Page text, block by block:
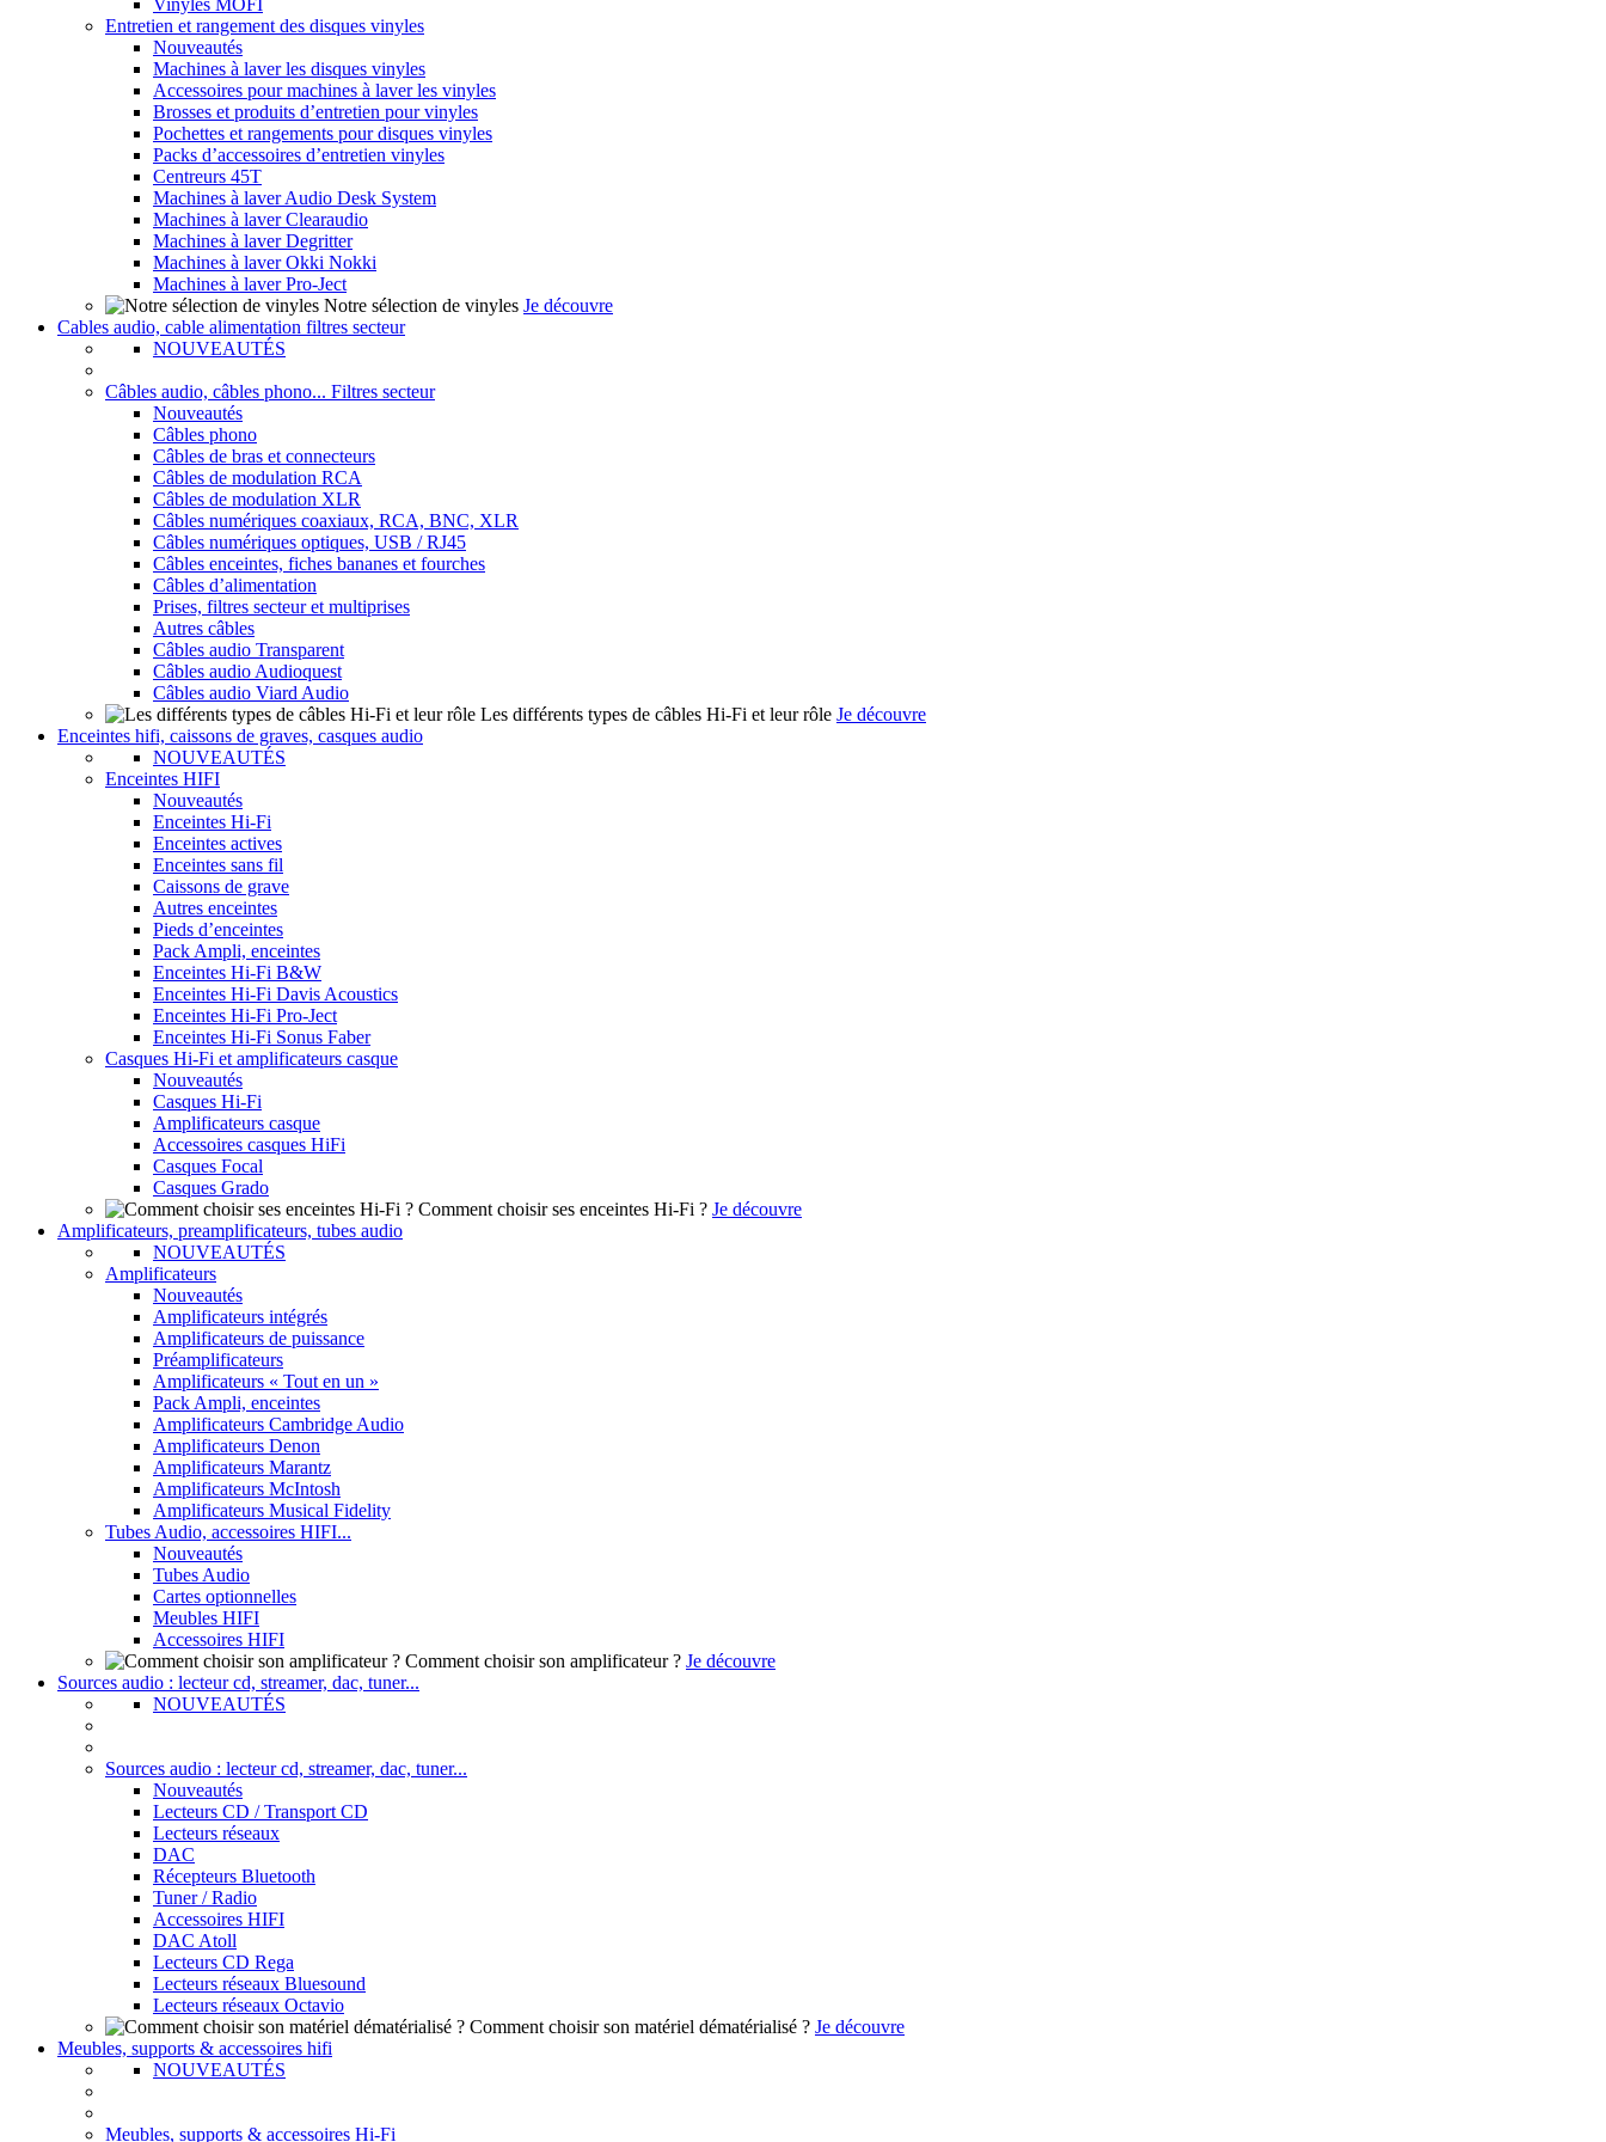
Vinyles MOFI
Entretien et rangement des disques vinyles
Nouveautés
Machines à laver les disques vinyles
Accessoires pour machines à laver les vinyles
Brosses et produits d’entretien pour vinyles
Pochettes et rangements pour disques vinyles
Packs d’accessoires d’entretien vinyles
Centreurs 45T
Machines à laver Audio Desk System
Machines à laver Clearaudio
Machines à laver Degritter
Machines à laver Okki Nokki
Machines à laver Pro-Ject
Notre sélection de vinyles Je découvre
Cables audio, cable alimentation filtres secteur
NOUVEAUTÉS
Câbles audio, câbles phono... Filtres secteur
Nouveautés
Câbles phono
Câbles de bras et connecteurs
Câbles de modulation RCA
Câbles de modulation XLR
Câbles numériques coaxiaux, RCA, BNC, XLR
Câbles numériques optiques, USB / RJ45
Câbles enceintes, fiches bananes et fourches
Câbles d’alimentation
Prises, filtres secteur et multiprises
Autres câbles
Câbles audio Transparent
Câbles audio Audioquest
Câbles audio Viard Audio
Les différents types de câbles Hi-Fi et leur rôle Je découvre
Enceintes hifi, caissons de graves, casques audio
NOUVEAUTÉS
Enceintes HIFI
Nouveautés
Enceintes Hi-Fi
Enceintes actives
Enceintes sans fil
Caissons de grave
Autres enceintes
Pieds d’enceintes
Pack Ampli, enceintes
Enceintes Hi-Fi B&W
Enceintes Hi-Fi Davis Acoustics
Enceintes Hi-Fi Pro-Ject
Enceintes Hi-Fi Sonus Faber
Casques Hi-Fi et amplificateurs casque
Nouveautés
Casques Hi-Fi
Amplificateurs casque
Accessoires casques HiFi
Casques Focal
Casques Grado
Comment choisir ses enceintes Hi-Fi ? Je découvre
Amplificateurs, preamplificateurs, tubes audio
NOUVEAUTÉS
Amplificateurs
Nouveautés
Amplificateurs intégrés
Amplificateurs de puissance
Préamplificateurs
Amplificateurs « Tout en un »
Pack Ampli, enceintes
Amplificateurs Cambridge Audio
Amplificateurs Denon
Amplificateurs Marantz
Amplificateurs McIntosh
Amplificateurs Musical Fidelity
Tubes Audio, accessoires HIFI...
Nouveautés
Tubes Audio
Cartes optionnelles
Meubles HIFI
Accessoires HIFI
Comment choisir son amplificateur ? Je découvre
Sources audio : lecteur cd, streamer, dac, tuner...
NOUVEAUTÉS
Sources audio : lecteur cd, streamer, dac, tuner...
Nouveautés
Lecteurs CD / Transport CD
Lecteurs réseaux
DAC
Récepteurs Bluetooth
Tuner / Radio
Accessoires HIFI
DAC Atoll
Lecteurs CD Rega
Lecteurs réseaux Bluesound
Lecteurs réseaux Octavio
Comment choisir son matériel dématérialisé ? Je découvre
Meubles, supports & accessoires hifi
NOUVEAUTÉS
Meubles, supports & accessoires Hi-Fi